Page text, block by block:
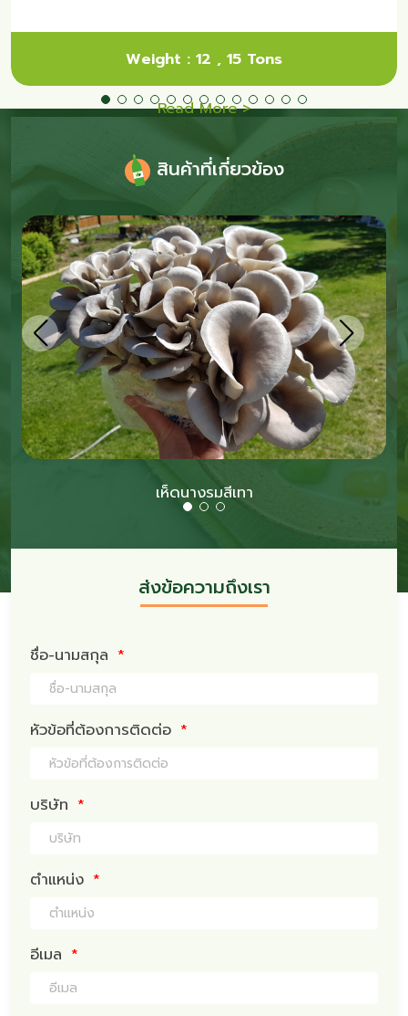
Weight : 12 , 15 Tons
Read More >
สินค้าที่เกี่ยวข้อง
เห็ดนางรมสีเทา
ส่งข้อความถึงเรา
ชื่อ-นามสกุล *
หัวข้อที่ต้องการติดต่อ *
บริษัท *
ตำแหน่ง *
อีเมล *